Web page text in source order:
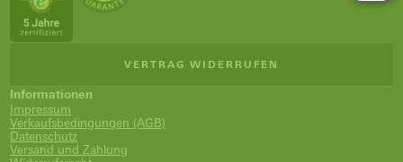
VERTRAG WIDERRUFEN
Informationen
Impressum
Verkaufsbedingungen (AGB)
Datenschutz
Versand und Zahlung